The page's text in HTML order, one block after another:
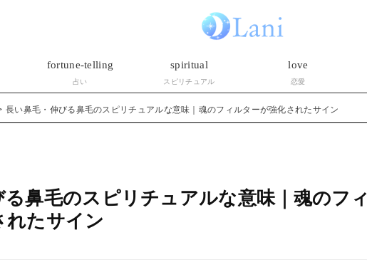
fortune-telling
占い
spiritual
スピリチュアル
love
恋愛
長い鼻毛・伸びる鼻毛のスピリチュアルな意味｜魂のフィルターが強化されたサイン
鼻毛のスピリチュアルな意味｜魂のフィ
れたサイン